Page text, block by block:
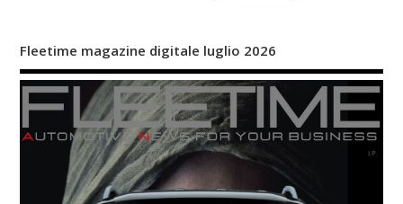
Fleetime magazine digitale luglio 2026